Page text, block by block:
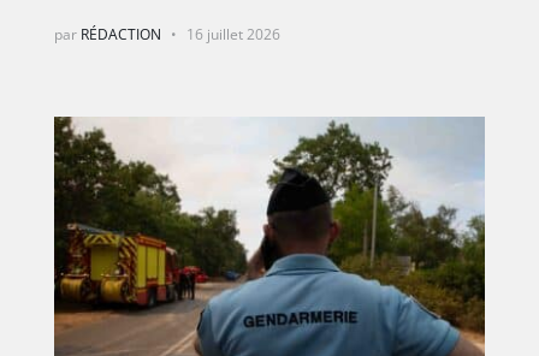
par RÉDACTION 16 juillet 2026